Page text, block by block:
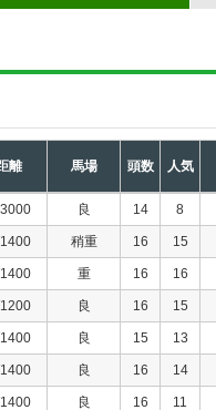
離 馬場 頭数 人気
良 14 8
稍重 16 15
重 16 16
良 16 15
良 15 13
良 16 14
良 16 11